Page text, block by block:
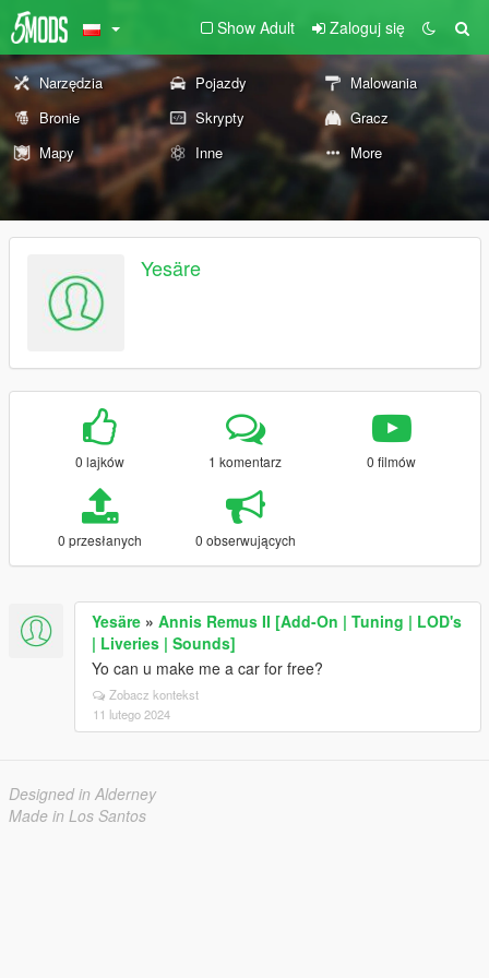
Show Adult Zaloguj się
Narzędzia Pojazdy
Malowania
Bronie
Skrypty
Gracz
Mapy
Inne More
Yesäre
0 lajków 1 komentarz 0 filmów
0 przesłanych 0 obserwujących
Yesäre » Annis Remus II [Add-On | Tuning | LOD's
| Liveries | Sounds]
Yo can u make me a car for free?
Zobacz kontekst
11 lutego 2024
Designed in Alderney
Made in Los Santos